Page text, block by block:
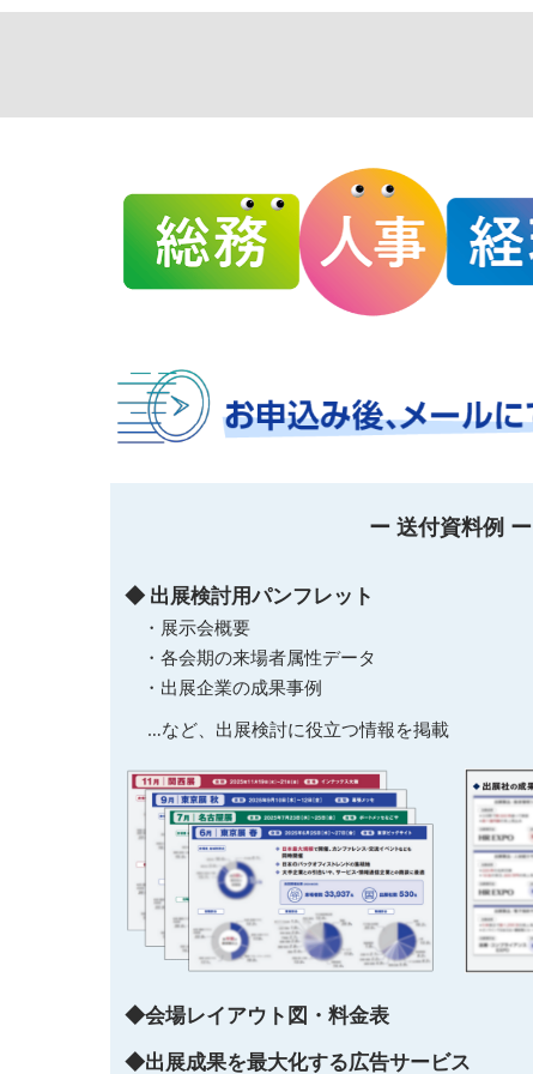
ー 送付資料例 ー
◆ 出展検討用パンフレット
・展示会概要
・各会期の来場者属性データ
・出展企業の成果事例
…など、出展検討に役立つ情報を掲載
◆会場レイアウト図・料金表
◆出展成果を最大化する広告サービス